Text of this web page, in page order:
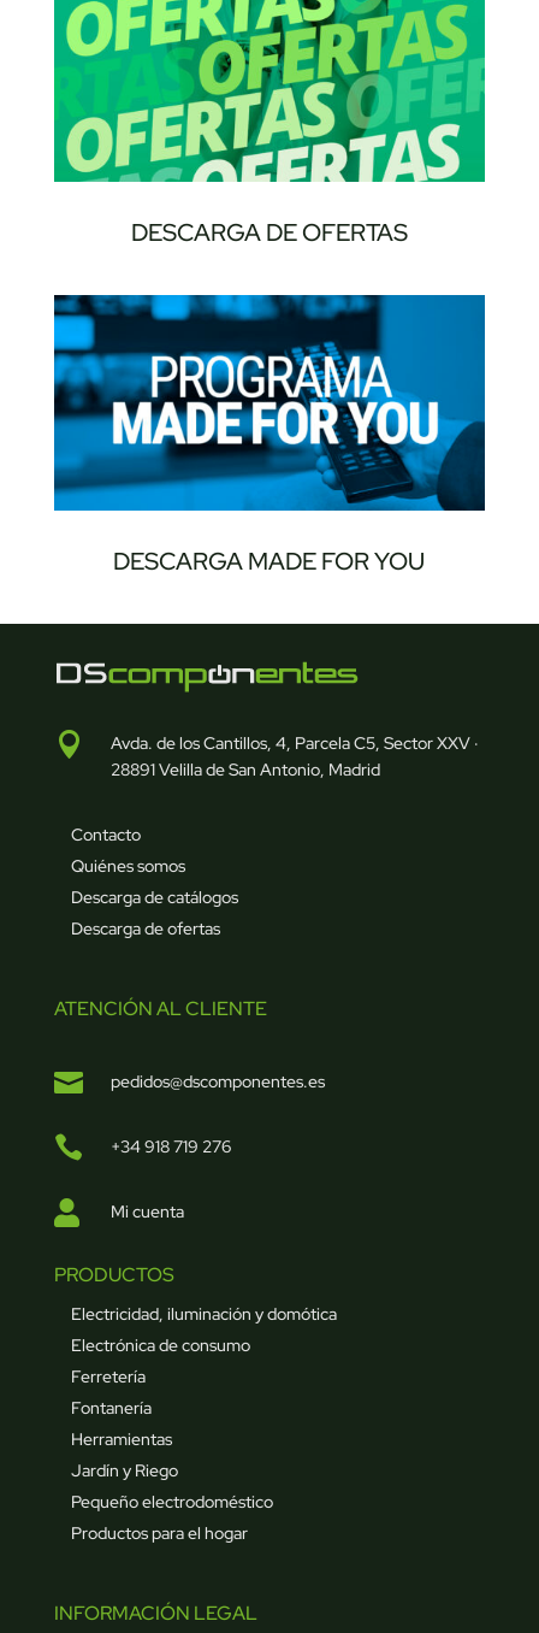
DESCARGA DE OFERTAS
DESCARGA MADE FOR YOU

Avda. de los Cantillos, 4, Parcela C5, Sector XXV ·
28891 Velilla de San Antonio, Madrid
Contacto
Quiénes somos
Descarga de catálogos
Descarga de ofertas
ATENCIÓN AL CLIENTE
 pedidos@dscomponentes.es
 +34 918 719 276
 Mi cuenta
PRODUCTOS
Electricidad, iluminación y domótica
Electrónica de consumo
Ferretería
Fontanería
Herramientas
Jardín y Riego
Pequeño electrodoméstico
Productos para el hogar
INFORMACIÓN LEGAL